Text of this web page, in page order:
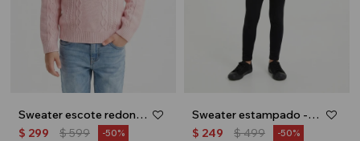
Sweater escote redondo con ochos - Rosa
$ 299 $599 50
Sweater estampado - Negro
$ 249 $499 50